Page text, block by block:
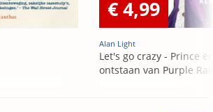
€ 4,99
Alan Light
Let's go crazy - Prince
ontstaan van Purple